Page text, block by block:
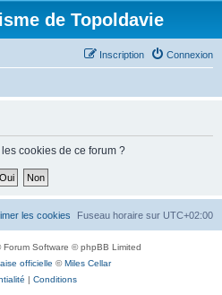
de Topoldavie
Connexion
Inscription
cookies de ce forum ?
Fuseau horaire sur UTC+02:00
les cookies
Forum Software © phpBB Limited
officielle ©Miles Cellar
| Conditions